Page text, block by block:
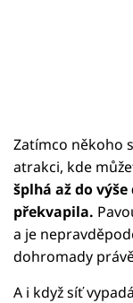
Zatímco někoho
atrakci, kde
šplhá až do
překvapila.
a je
dohromady
A i když síť